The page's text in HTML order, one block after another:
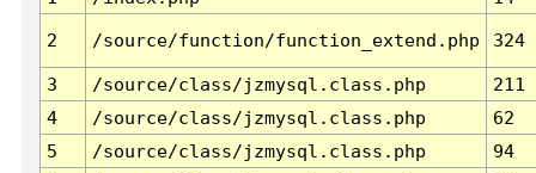
2 /source/function/function_extend.php 324
3 /source/class/jzmysql.class.php
211
4
/source/class/jzmysql.class.php
62
5
/source/class/jzmysql.class.php
94